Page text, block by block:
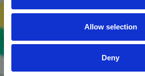
Allow selection
Deny